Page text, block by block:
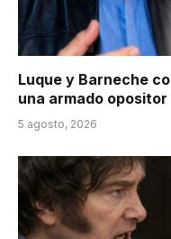
Luque y Barneche
una armado
5 agosto, 2026